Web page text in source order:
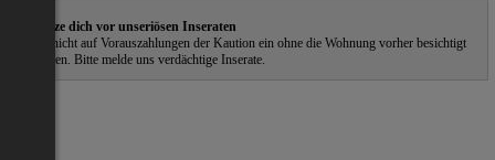
Schütze dich vor unseriösen Inseraten
Gehe nicht auf Vorauszahlungen der Kaution ein ohne die Wohnung vorher besichtigt
zu haben. Bitte melde uns verdächtige Inserate.